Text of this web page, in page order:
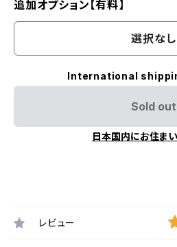
追加オプション【有料】
選択なし
International
Sold out
日本国内にお住ま
レビュー